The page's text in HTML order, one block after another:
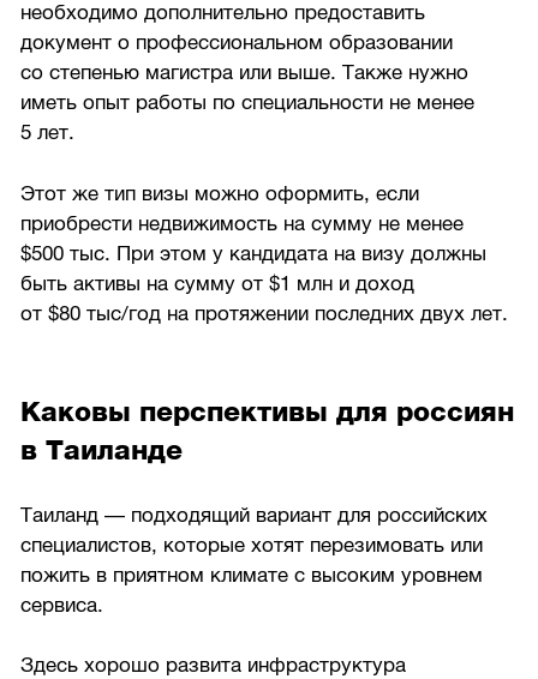
необходимо дополнительно предоставить
документ о профессиональном образовании
со степенью магистра или выше. Также нужно
иметь опыт работы по специальности не менее
5 лет.
Этот же тип визы можно оформить, если
приобрести недвижимость на сумму не менее
$500 тыс. При этом у кандидата на визу должны
быть активы на сумму от $1 млн и доход
от $80 тыс/год на протяжении последних двух лет.
Каковы перспективы для россиян
в Таиланде
Таиланд — подходящий вариант для российских
специалистов, которые хотят перезимовать или
пожить в приятном климате с высоким уровнем
сервиса.
Здесь хорошо развита инфраструктура